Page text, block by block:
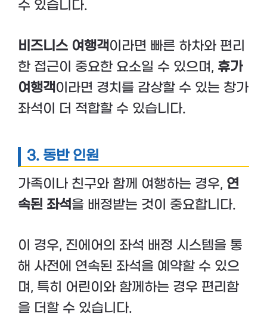
수 있습니다.
비즈니스 여행객이라면 빠른 하차와 편리
한 접근이 중요한 요소일 수 있으며, 휴가
여행객이라면 경치를 감상할 수 있는 창가
좌석이 더 적합할 수 있습니다.
3. 동반 인원
가족이나 친구와 함께 여행하는 경우, 연
속된 좌석을 배정받는 것이 중요합니다.
이 경우, 진에어의 좌석 배정 시스템을 통
해 사전에 연속된 좌석을 예약할 수 있으
며, 특히 어린이와 함께하는 경우 편리함
을 더할 수 있습니다.